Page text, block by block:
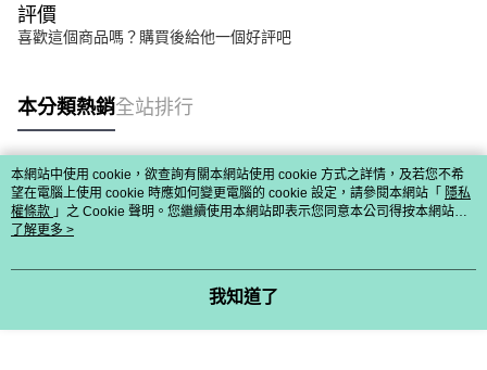
評價
喜歡這個商品嗎？購買後給他一個好評吧
本分類熱銷全站排行
熱門標籤
本網站中使用 cookie，欲查詢有關本網站使用 cookie 方式之詳情，及若您不希
望在電腦上使用 cookie 時應如何變更電腦的 cookie 設定，請參閱本網站「 隱私
權條款 」之 Cookie 聲明。您繼續使用本網站即表示您同意本公司得按本網站使
用條款之 Cookie 聲明使用 cookie。
了解更多 >
我知道了